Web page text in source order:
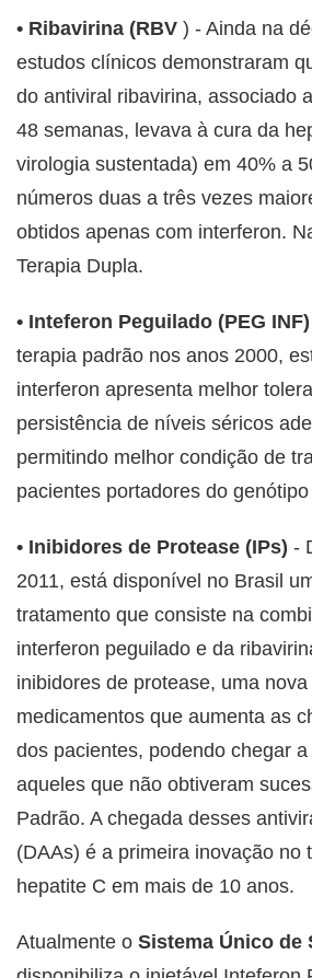
• Ribavirina (RBV ) - Ainda na
estudos clínicos demonstraram
do antiviral ribavirina, associado
48 semanas, levava à cura da
virologia sustentada) em 40% a
números duas a três vezes
obtidos apenas com interferon.
Terapia Dupla.
• Inteferon Peguilado (PEG INF)
terapia padrão nos anos 2000,
interferon apresenta melhor
persistência de níveis séricos
permitindo melhor condição de
pacientes portadores do
• Inibidores de Protease (IPs) -
2011, está disponível no Brasil
tratamento que consiste na
interferon peguilado e da
inibidores de protease, uma
medicamentos que aumenta as
dos pacientes, podendo chegar
aqueles que não obtiveram
Padrão. A chegada desses
(DAAs) é a primeira inovação no
hepatite C em mais de 10 anos.
Atualmente o Sistema Único de